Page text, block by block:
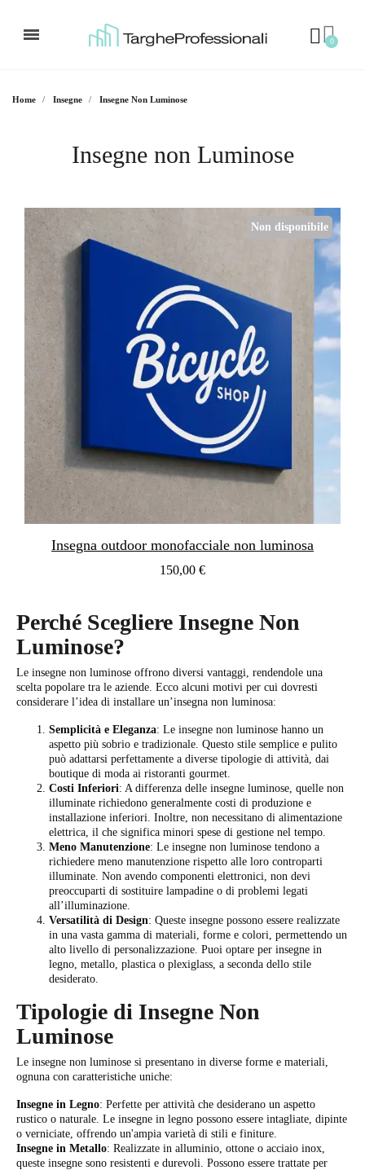
Home Insegne Insegne Non Luminose
Insegne non Luminose
Non disponibile
Insegna outdoor monofacciale non luminosa
150,00 €
Perché Scegliere Insegne Non
Luminose?
Le insegne non luminose offrono diversi vantaggi, rendendole una
scelta popolare tra le aziende. Ecco alcuni motivi per cui dovresti
considerare l’idea di installare un’insegna non luminosa:
Semplicità e Eleganza: Le insegne non luminose hanno un
aspetto più sobrio e tradizionale. Questo stile semplice e pulito
può adattarsi perfettamente a diverse tipologie di attività, dai
boutique di moda ai ristoranti gourmet.
Costi Inferiori: A differenza delle insegne luminose, quelle non
illuminate richiedono generalmente costi di produzione e
installazione inferiori. Inoltre, non necessitano di alimentazione
elettrica, il che significa minori spese di gestione nel tempo.
Meno Manutenzione: Le insegne non luminose tendono a
richiedere meno manutenzione rispetto alle loro controparti
illuminate. Non avendo componenti elettronici, non devi
preoccuparti di sostituire lampadine o di problemi legati
all’illuminazione.
Versatilità di Design: Queste insegne possono essere realizzate
in una vasta gamma di materiali, forme e colori, permettendo un
alto livello di personalizzazione. Puoi optare per insegne in
legno, metallo, plastica o plexiglass, a seconda dello stile
desiderato.
Tipologie di Insegne Non
Luminose
Le insegne non luminose si presentano in diverse forme e materiali,
ognuna con caratteristiche uniche:
Insegne in Legno: Perfette per attività che desiderano un aspetto
rustico o naturale. Le insegne in legno possono essere intagliate, dipinte
o verniciate, offrendo un'ampia varietà di stili e finiture.
Insegne in Metallo: Realizzate in alluminio, ottone o acciaio inox,
queste insegne sono resistenti e durevoli. Possono essere trattate per